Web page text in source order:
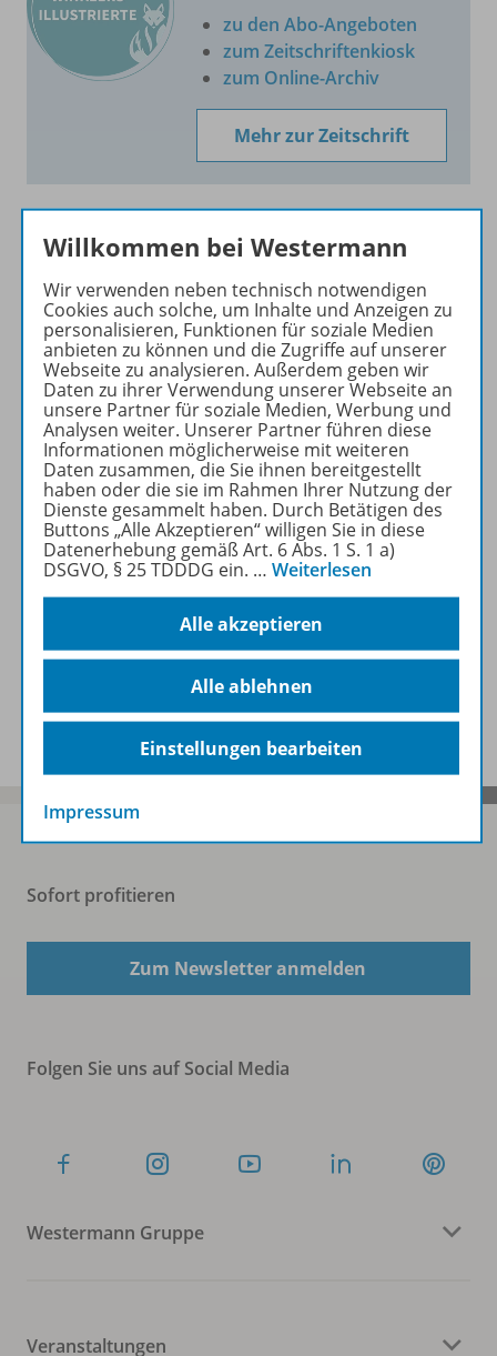
zu den Abo-Angeboten
zum Zeitschriftenkiosk
zum Online-Archiv
Mehr zur Zeitschrift
Produktinformationen
Beschreibung
Inhalte
Zugehörige Produkte
Ergänzende Materialien
Benachrichtigungs-Service
Sofort profitieren
Zum Newsletter anmelden
Folgen Sie uns auf Social Media
Westermann Gruppe
Veranstaltungen
Willkommen bei Westermann
Wir verwenden neben technisch notwendigen
Cookies auch solche, um Inhalte und Anzeigen zu
personalisieren, Funktionen für soziale Medien
anbieten zu können und die Zugriffe auf unserer
Webseite zu analysieren. Außerdem geben wir
Daten zu ihrer Verwendung unserer Webseite an
unsere Partner für soziale Medien, Werbung und
Analysen weiter. Unserer Partner führen diese
Informationen möglicherweise mit weiteren
Daten zusammen, die Sie ihnen bereitgestellt
haben oder die sie im Rahmen Ihrer Nutzung der
Dienste gesammelt haben. Durch Betätigen des
Buttons „Alle Akzeptieren“ willigen Sie in diese
Datenerhebung gemäß Art. 6 Abs. 1 S. 1 a)
DSGVO, § 25 TDDDG ein. … Weiterlesen
Alle akzeptieren
Alle ablehnen
Einstellungen bearbeiten
Impressum